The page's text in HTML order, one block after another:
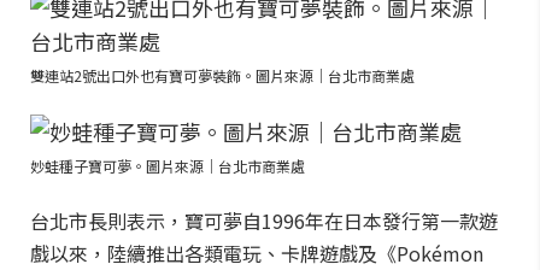
雙連站2號出口外也有寶可夢裝飾。圖片來源｜台北市商業處
妙蛙種子寶可夢。圖片來源｜台北市商業處
台北市長則表示，寶可夢自1996年在日本發行第一款遊
戲以來，陸續推出各類電玩、卡牌遊戲及《Pokémon